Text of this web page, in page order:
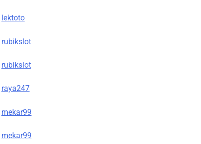
lektoto
rubikslot
rubikslot
raya247
mekar99
mekar99